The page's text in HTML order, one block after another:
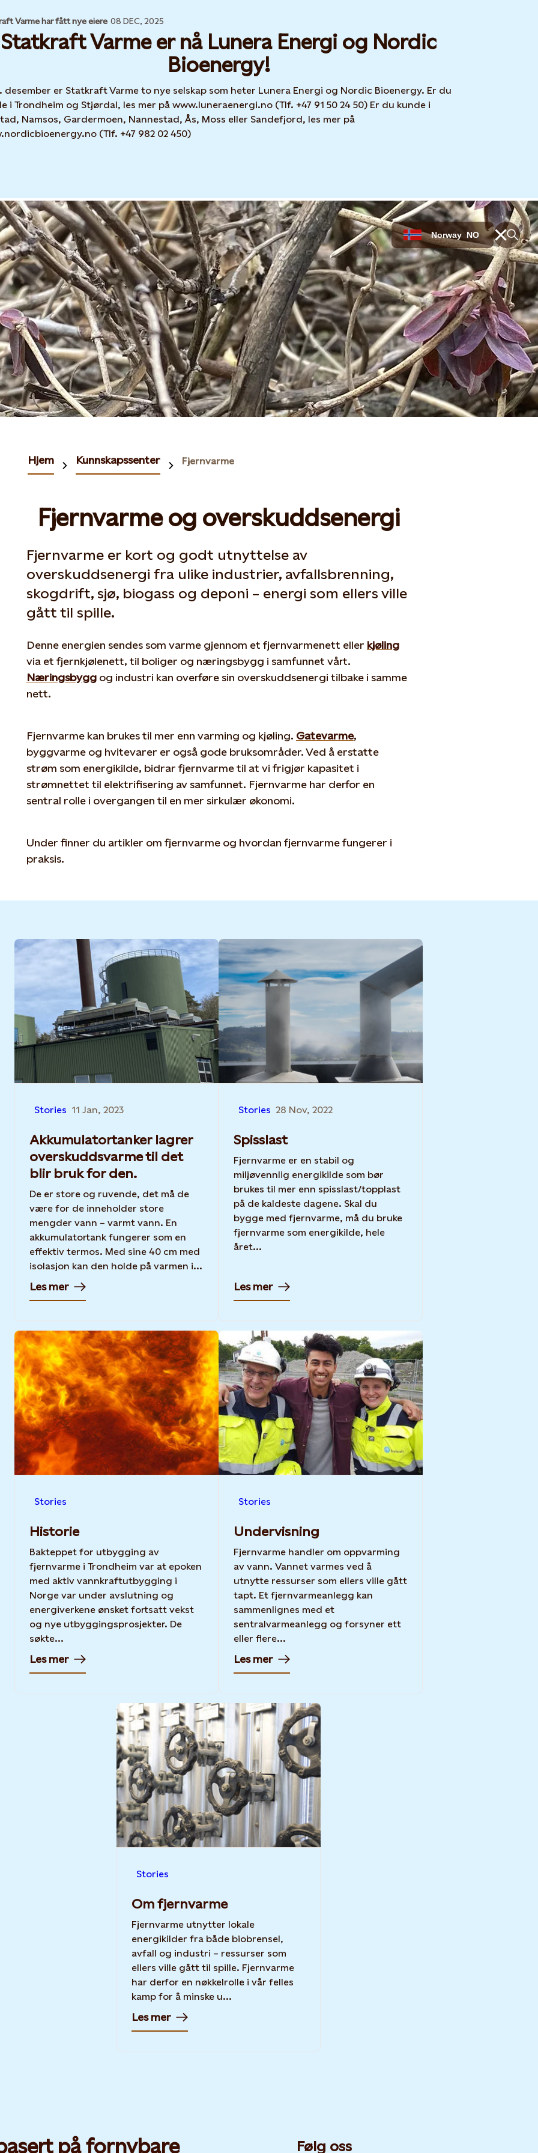
Varme har fått nye eiere 08 DEC, 2025
Statkraft Varme er nå Lunera Energi og Nordic
Bioenergy!
desember er Statkraft Varme to nye selskap som heter Lunera Energi og Nordic Bioenergy. Er du
i Trondheim og Stjørdal, les mer på www.luneraenergi.no (Tlf. +47 91 50 24 50) Er du kunde i
Namsos, Gardermoen, Nannestad, Ås, Moss eller Sandefjord, les mer på
(Tlf. +47 982 02 450)
Norway NO
Hjem Kunnskapssenter Fjernvarme
Fjernvarme og overskuddsenergi
Fjernvarme er kort og godt utnyttelse av
overskuddsenergi fra ulike industrier, avfallsbrenning,
skogdrift, sjø, biogass og deponi – energi som ellers ville
gått til spille.
Denne energien sendes som varme gjennom et fjernvarmenett eller kjøling
via et fjernkjølenett, til boliger og næringsbygg i samfunnet vårt.
Næringsbygg og industri kan overføre sin overskuddsenergi tilbake i samme
nett.
Fjernvarme kan brukes til mer enn varming og kjøling. Gatevarme,
byggvarme og hvitevarer er også gode bruksområder. Ved å erstatte
strøm som energikilde, bidrar fjernvarme til at vi frigjør kapasitet i
strømnettet til elektrifisering av samfunnet. Fjernvarme har derfor en
sentral rolle i overgangen til en mer sirkulær økonomi.
Under finner du artikler om fjernvarme og hvordan fjernvarme fungerer i
praksis.
Stories 11 Jan, 2023
Akkumulatortanker lagrer
overskuddsvarme til det
blir bruk for den.
De er store og ruvende, det må de
være for de inneholder store
mengder vann – varmt vann. En
akkumulatortank fungerer som en
effektiv termos. Med sine 40 cm med
isolasjon kan den holde på varmen i...
Les mer
Stories 28 Nov, 2022
Spisslast
Fjernvarme er en stabil og
miljøvennlig energikilde som bør
brukes til mer enn spisslast/topplast
på de kaldeste dagene. Skal du
bygge med fjernvarme, må du bruke
fjernvarme som energikilde, hele
året...
Les mer
Stories
Historie
Bakteppet for utbygging av
fjernvarme i Trondheim var at epoken
med aktiv vannkraftutbygging i
Norge var under avslutning og
energiverkene ønsket fortsatt vekst
og nye utbyggingsprosjekter. De
søkte...
Les mer
Stories
Undervisning
Fjernvarme handler om oppvarming
av vann. Vannet varmes ved å
utnytte ressurser som ellers ville gått
tapt. Et fjernvarmeanlegg kan
sammenlignes med et
sentralvarmeanlegg og forsyner ett
eller flere...
Les mer
Stories
Om fjernvarme
Fjernvarme utnytter lokale
energikilder fra både biobrensel,
avfall og industri – ressurser som
ellers ville gått til spille. Fjernvarme
har derfor en nøkkelrolle i vår felles
kamp for å minske u...
Les mer
på fornybare Følg oss